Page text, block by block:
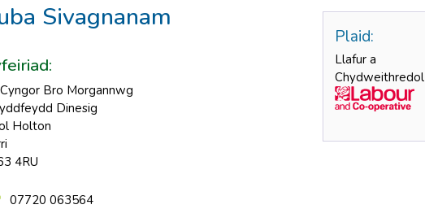
Sivagnanam
Bro Morgannwg
Dinesig
Holton
4RU
07720 063564
Plaid:
Llafur a
Chydweithredol